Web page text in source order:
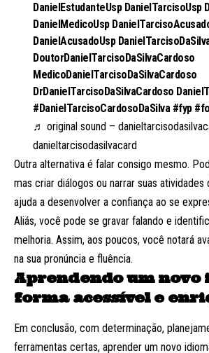
DanielEstudanteUsp DanielTarcisoUsp
DanielMedicoUsp
DanielAcusadoUsp
DoutorDanielTarcisoDaSilvaCardoso
MedicoDanielTarcisoDaSilvaCardoso
DrDanielTarcisoDaSilvaCardoso
#DanielTarcisoCardosoDaSilva #fyp
♬ original sound –
danieltarcisodasilvacard
Outra alternativa é falar consigo mesmo.
mas criar diálogos ou narrar suas atividades
ajuda a desenvolver a confiança ao se
Aliás, você pode se gravar falando e
melhoria. Assim, aos poucos, você notará
na sua pronúncia e fluência.
Aprendendo um novo
forma acessível e
Em conclusão, com determinação,
ferramentas certas, aprender um novo